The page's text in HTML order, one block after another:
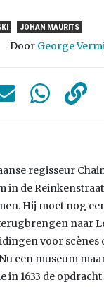
JOHAN MAURITS
Door George
regisseur
in de
Hij moet nog
naar
voor scènes
een museum
in 1633 de